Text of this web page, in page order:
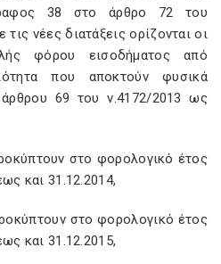
38 στο άρθρο 72 του
νέες διατάξεις ορίζονται οι
φόρου εισοδήματος από
που αποκτούν φυσικά
69 του ν.4172/2013 ως
στο φορολογικό έτος
και 31.12.2014,
στο φορολογικό έτος
και 31.12.2015,